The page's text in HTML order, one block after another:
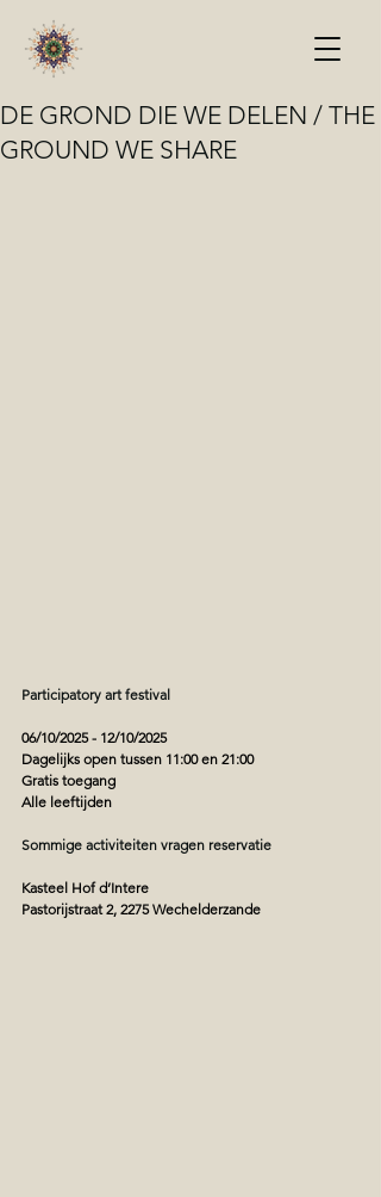
DE GROND DIE WE DELEN / THE
GROUND WE SHARE
Participatory art festival
06/10/2025 - 12/10/2025
Dagelijks open tussen 11:00 en 21:00
Gratis toegang
Alle leeftijden
Sommige activiteiten vragen reservatie
Kasteel Hof d’Intere
Pastorijstraat 2, 2275 Wechelderzande